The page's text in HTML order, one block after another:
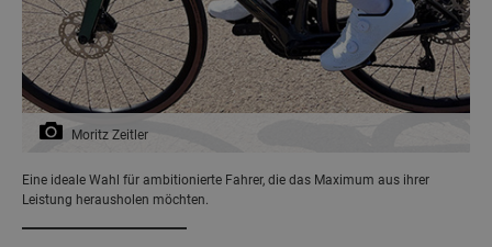
Moritz Zeitler
Eine ideale Wahl für ambitionierte Fahrer, die das Maximum aus ihrer
Leistung herausholen möchten.